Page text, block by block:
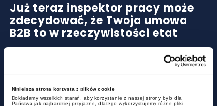
Niniejsza strona korzysta z plików cookie
Dokładamy wszelkich starań, aby korzystanie z naszej strony było dla
Państwa jak najbardziej przyjazne, dlatego wykorzystujemy różne pliki
Już teraz inspektor pracy może
zdecydować, że Twoja umowa
B2B to w rzeczywistości etat